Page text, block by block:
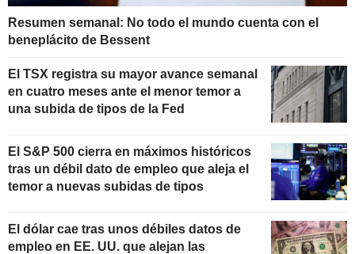
Resumen semanal: No todo el mundo cuenta con el
beneplácito de Bessent
El TSX registra su mayor avance semanal
en cuatro meses ante el menor temor a
una subida de tipos de la Fed
El S&P 500 cierra en máximos históricos
tras un débil dato de empleo que aleja el
temor a nuevas subidas de tipos
El dólar cae tras unos débiles datos de
empleo en EE. UU. que alejan las